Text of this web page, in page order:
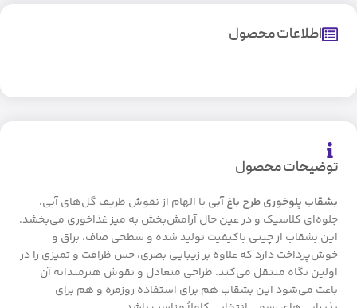
توضیحات محصول
بشقاب پلوخوری طرح باغ آبی با الهام از نقوش ظریف گل‌های آبی،
جلوه‌ای کلاسیک و در عین حال آرامش‌بخش به میز غذاخوری می‌بخشد.
این بشقاب از چینی باکیفیت تولید شده و سطحی صاف، براق و
خوش‌پرداخت دارد که علاوه بر زیبایی بصری، حس ظرافت و تمیزی را در
اولین نگاه منتقل می‌کند. طراحی متعادل و نقوش هنرمندانه آن
باعث می‌شود این بشقاب هم برای استفاده روزمره و هم برای
اطلاعات محصول